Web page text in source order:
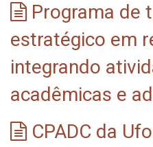
Programa de
estratégico em
integrando
acadêmicas e
CPADC da